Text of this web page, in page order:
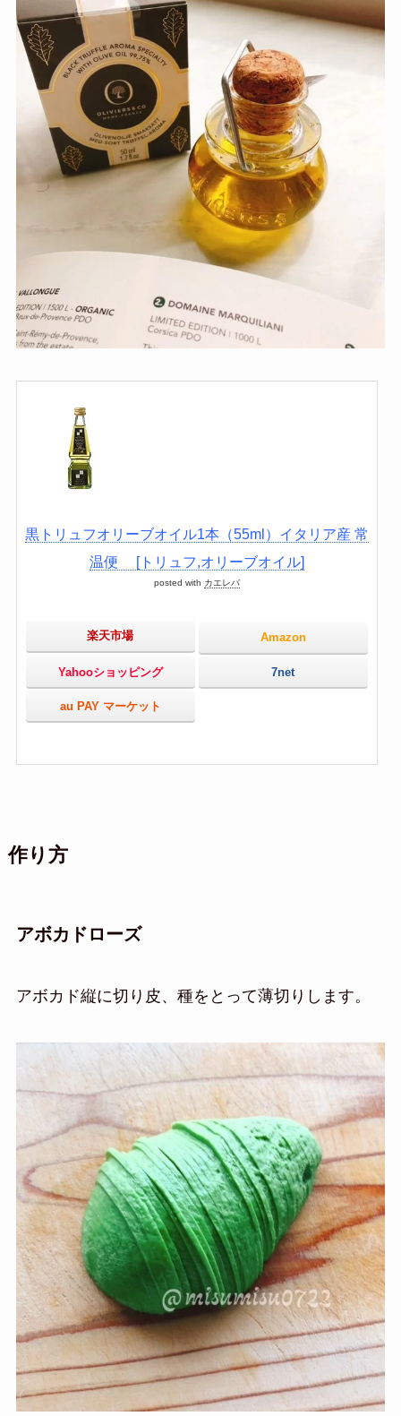
黒トリュフオリーブオイル1本（55ml）イタリア産 常
温便 [トリュフ,オリーブオイル]
posted with カエレバ
楽天市場 Amazon
Yahooショッピング 7net
au PAY マーケット
作り方
アボカドローズ
アボカド縦に切り皮、種をとって薄切りします。